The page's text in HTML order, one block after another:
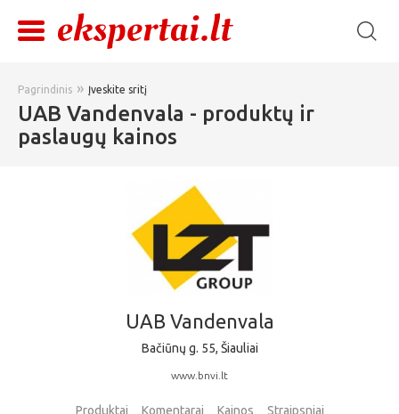
Pagrindinis » Įveskite sritį
UAB Vandenvala - produktų ir
paslaugų kainos
UAB Vandenvala
Bačiūnų g. 55, Šiauliai
www.bnvi.lt
Produktai Komentarai Kainos Straipsniai